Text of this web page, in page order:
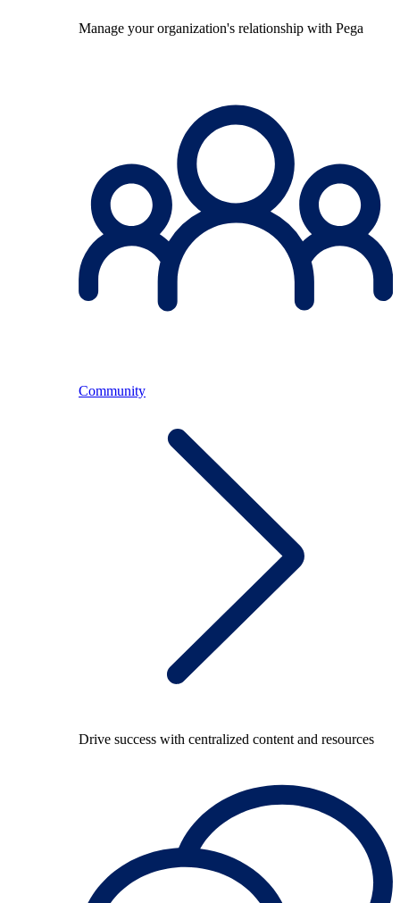
Manage your organization's relationship with Pega
Community
Drive success with centralized content and resources